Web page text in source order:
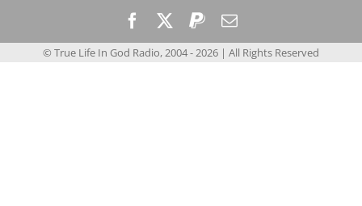
© True Life In God Radio, 2004 -2026 | All Rights Reserved